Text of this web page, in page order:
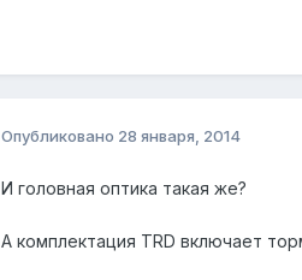
Опубликовано 28 января, 2014
И головная оптика такая же?
А комплектация TRD включает